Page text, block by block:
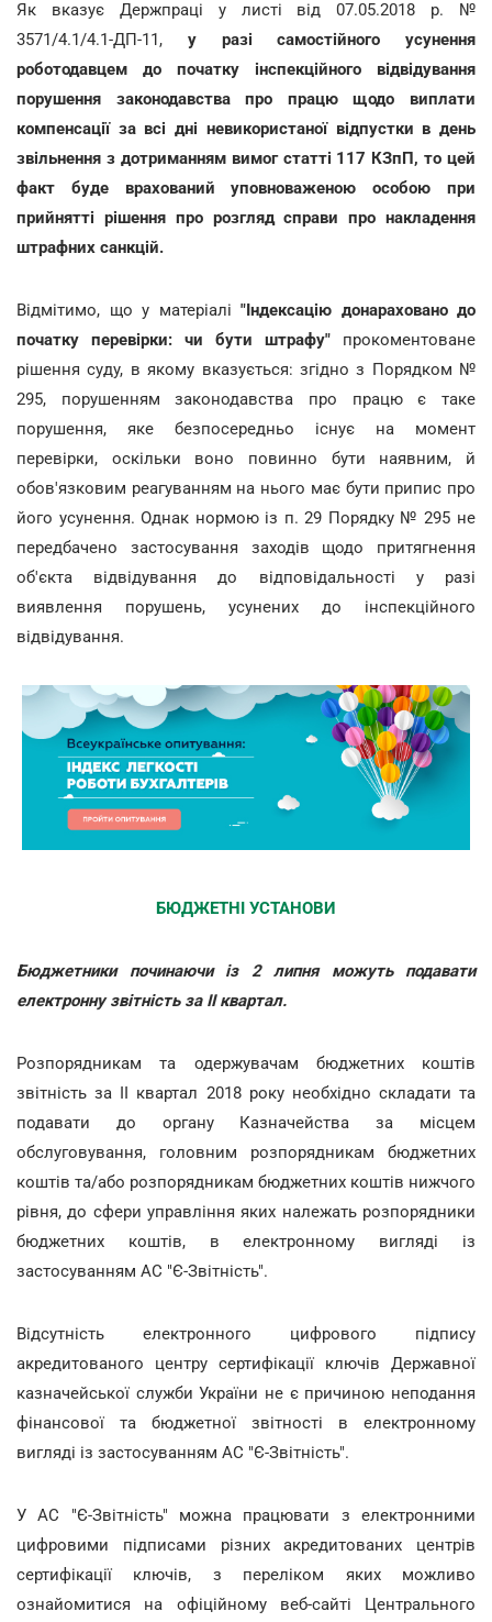
Як вказує Держпраці у листі від 07.05.2018 р. №
3571/4.1/4.1-ДП-11, у разі самостійного усунення
роботодавцем до початку інспекційного відвідування
порушення законодавства про працю щодо виплати
компенсації за всі дні невикористаної відпустки в день
звільнення з дотриманням вимог статті 117 КЗпП, то цей
факт буде врахований уповноваженою особою при
прийнятті рішення про розгляд справи про накладення
штрафних санкцій.
Відмітимо, що у матеріалі "Індексацію донараховано до
початку перевірки: чи бути штрафу" прокоментоване
рішення суду, в якому вказується: згідно з Порядком №
295, порушенням законодавства про працю є таке
порушення, яке безпосередньо існує на момент
перевірки, оскільки воно повинно бути наявним, й
обов'язковим реагуванням на нього має бути припис про
його усунення. Однак нормою із п. 29 Порядку № 295 не
передбачено застосування заходів щодо притягнення
об'єкта відвідування до відповідальності у разі
виявлення порушень, усунених до інспекційного
відвідування.
БЮДЖЕТНІ УСТАНОВИ
Бюджетники починаючи із 2 липня можуть подавати
електронну звітність за ІІ квартал.
Розпорядникам та одержувачам бюджетних коштів
звітність за ІІ квартал 2018 року необхідно складати та
подавати до органу Казначейства за місцем
обслуговування, головним розпорядникам бюджетних
коштів та/або розпорядникам бюджетних коштів нижчого
рівня, до сфери управління яких належать розпорядники
бюджетних коштів, в електронному вигляді із
застосуванням АС "Є-Звітність".
Відсутність електронного цифрового підпису
акредитованого центру сертифікації ключів Державної
казначейської служби України не є причиною неподання
фінансової та бюджетної звітності в електронному
вигляді із застосуванням АС "Є-Звітність".
У АС "Є-Звітність" можна працювати з електронними
цифровими підписами різних акредитованих центрів
сертифікації ключів, з переліком яких можливо
ознайомитися на офіційному веб-сайті Центрального